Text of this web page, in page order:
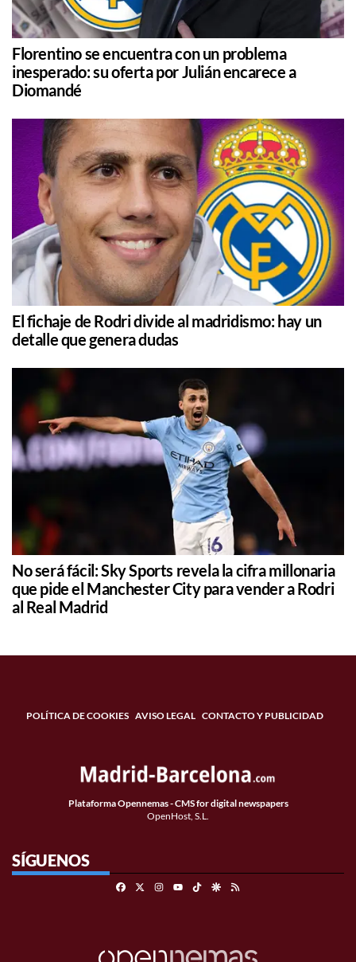
Florentino se encuentra con un problema
inesperado: su oferta por Julián encarece a
Diomandé
El fichaje de Rodri divide al madridismo: hay un
detalle que genera dudas
No será fácil: Sky Sports revela la cifra millonaria
que pide el Manchester City para vender a Rodri
al Real Madrid
POLÍTICA DE COOKIES AVISO LEGAL CONTACTO Y PUBLICIDAD
Plataforma Opennemas - CMS for digital newspapers
OpenHost, S.L.
SÍGUENOS
FacebookInstagramTikTokGoogle Discover